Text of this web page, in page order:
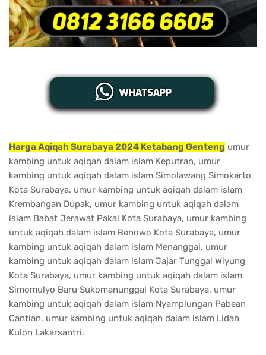
Harga Aqiqah Surabaya 2024 Ketabang Genteng umur
kambing untuk aqiqah dalam islam Keputran, umur
kambing untuk aqiqah dalam islam Simolawang Simokerto
Kota Surabaya, umur kambing untuk aqiqah dalam islam
Krembangan Dupak, umur kambing untuk aqiqah dalam
islam Babat Jerawat Pakal Kota Surabaya, umur kambing
untuk aqiqah dalam islam Benowo Kota Surabaya, umur
kambing untuk aqiqah dalam islam Menanggal, umur
kambing untuk aqiqah dalam islam Jajar Tunggal Wiyung
Kota Surabaya, umur kambing untuk aqiqah dalam islam
Simomulyo Baru Sukomanunggal Kota Surabaya, umur
kambing untuk aqiqah dalam islam Nyamplungan Pabean
Cantian, umur kambing untuk aqiqah dalam islam Lidah
Kulon Lakarsantri.